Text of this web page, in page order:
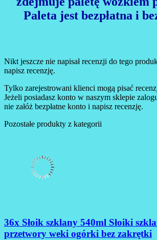
Paleta jest bezpłatna i
Nikt jeszcze nie napisał recenzji do tego
napisz recenzję.
Tylko zarejestrowani klienci mogą pisać
Jeżeli posiadasz konto w naszym sklepie
nie załóż bezpłatne konto i napisz recenzję.
Pozostałe produkty z kategorii
36x Słoik szklany 540ml Słoiki
przetwory weki ogórki bez zakrętki